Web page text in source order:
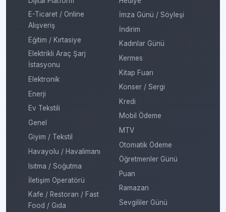
E-Ticaret / Online
Alışveriş
Eğitim / Kırtasiye
Elektrikli Araç Şarj
İstasyonu
Elektronik
Enerji
Ev Tekstili
Genel
Giyim / Tekstil
Havayolu / Havalimanı
Isıtma / Soğutma
İletişim Operatörü
Kafe / Restoran / Fast
Food / Gıda
İmza Günü / Söyleşi
İndirim
Kadınlar Günü
Kermes
Kitap Fuarı
Konser / Sergi
Kredi
Mobil Ödeme
MTV
Otomatik Ödeme
Öğretmenler Günü
Puan
Ramazan
Sevgililer Günü